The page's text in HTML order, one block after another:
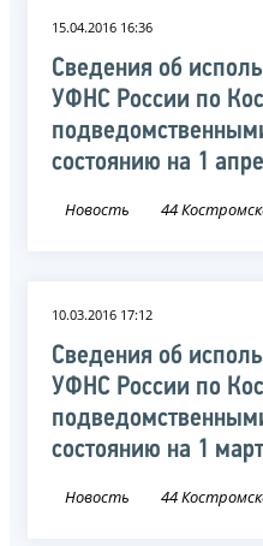
15.04.2016 16:36
Сведения об
УФНС России по
состоянию на 1
Новость 44
10.03.2016 17:12
Сведения об
УФНС России по
состоянию на 1
Новость 44